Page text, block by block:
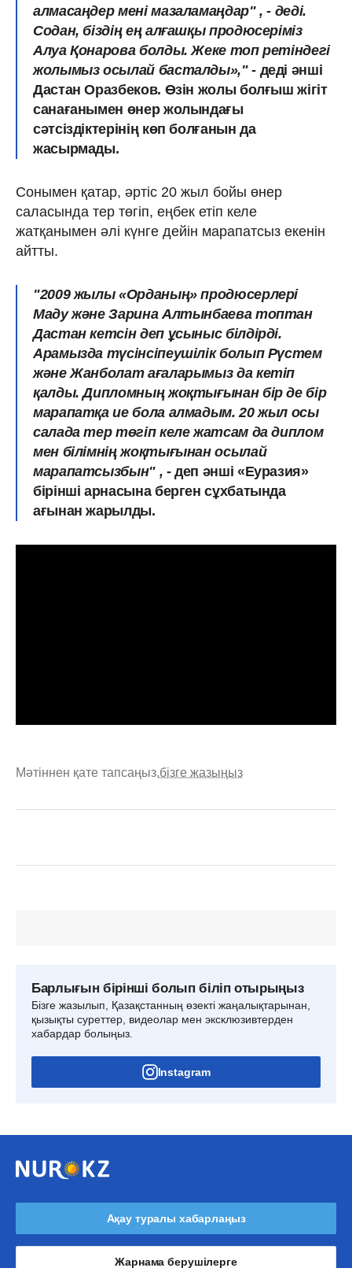
алмасаңдер мені мазаламаңдар" , - деді.
Содан, біздің ең алғашқы продюсеріміз
Алуа Қонарова болды. Жеке топ ретіндегі
жолымыз осылай басталды»,"- деді әнші
Дастан Оразбеков. Өзін жолы болғыш жігіт
санағанымен өнер жолындағы
сәтсіздіктерінің көп болғанын да
жасырмады.
Сонымен қатар, әртіс 20 жыл бойы өнер
саласында тер төгіп, еңбек етіп келе
жатқанымен әлі күнге дейін марапатсыз екенін
айтты.
"2009 жылы «Орданың» продюсерлері
Маду және Зарина Алтынбаева топтан
Дастан кетсін деп ұсыныс білдірді.
Арамызда түсінсіпеушілік болып Рүстем
және Жанболат ағаларымыз да кетіп
қалды. Дипломның жоқтығынан бір де бір
марапатқа ие бола алмадым. 20 жыл осы
салада тер төгіп келе жатсам да диплом
мен білімнің жоқтығынан осылай
марапатсызбын" , - деп әнші «Еуразия»
бірінші арнасына берген сұхбатында
ағынан жарылды.
Мәтіннен қате тапсаңыз,бізге жазыңыз
Барлығын бірінші болып біліп отырыңыз
Бізге жазылып, Қазақстанның өзекті жаңалықтарынан,
қызықты суреттер, видеолар мен эксклюзивтерден
хабардар болыңыз.
Instagram
Ақау туралы хабарлаңыз
Жарнама берушілерге